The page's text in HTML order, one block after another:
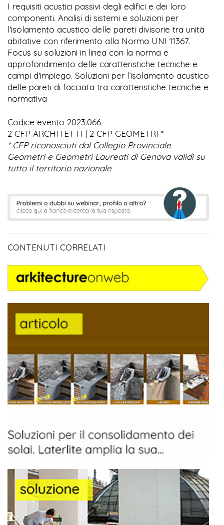
I requisiti acustici passivi degli edifici e dei loro
componenti. Analisi di sistemi e soluzioni per
l'isolamento acustico delle pareti divisorie tra unità
abitative con riferimento alla Norma UNI 11367.
Focus su soluzioni in linea con la norma e
approfondimento delle caratteristiche tecniche e
campi d'impiego. Soluzioni per l’isolamento acustico
delle pareti di facciata tra caratteristiche tecniche e
normativa
Codice evento 2023.066
2 CFP ARCHITETTI | 2 CFP GEOMETRI *
* CFP riconosciuti dal Collegio Provinciale
Geometri e Geometri Laureati di Genova validi su
tutto il territorio nazionale
CONTENUTI CORRELATI